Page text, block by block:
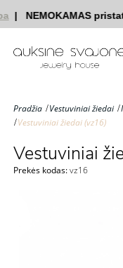
NEMOKAMAS
Pradžia Vestuviniai žiedai
Vestuviniai žiedai (vz16)
Vestuviniai
Prekės kodas:vz16